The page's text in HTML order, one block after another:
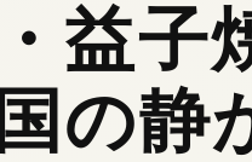
益子
の静